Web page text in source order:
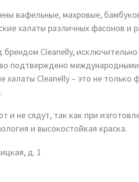
вафельные, махровые,
халаты различных фасонов и
Cleanelly,
подтверждено
халаты Cleanelly – это не только
и не сядут, так как при
и высокостойкая краска.
д. 1